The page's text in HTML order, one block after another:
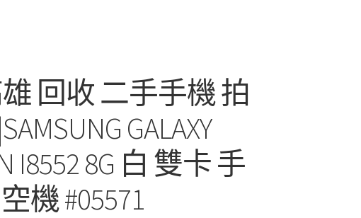
回收 二手手機 拍
GALAXY
I8552 8G 白 雙卡 手
機 #05571